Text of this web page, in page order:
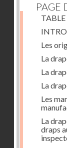
PAGE
TABLE
Les
La
La
La
Les
La
draps